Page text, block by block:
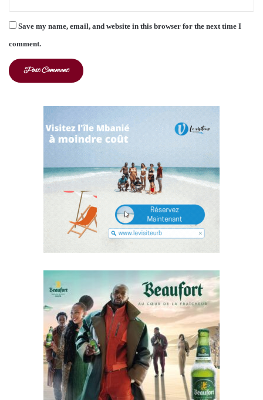
Save my name, email, and website in this browser for the next time I
comment.